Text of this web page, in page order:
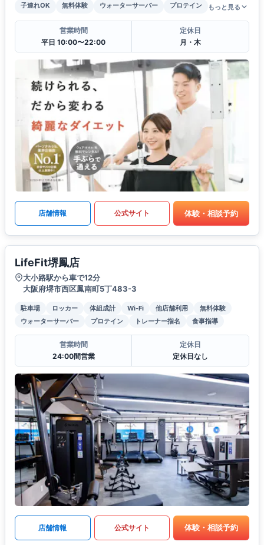
子連れOK
無料体験 ウォーターサーバー プロテイン もっと見る
営業時間
平日 10:00〜22:00
定休日
月・木
店舗情報 公式サイト 体験・相談予約
LifeFit堺鳳店
大小路駅から車で12分
大阪府堺市西区鳳南町5丁483-3
駐車場 ロッカー 体組成計 Wi-Fi 他店舗利用
無料体験
ウォーターサーバー
プロテイン トレーナー指名 食事指導
営業時間
24:00間営業
定休日
定休日なし
店舗情報 公式サイト 体験・相談予約